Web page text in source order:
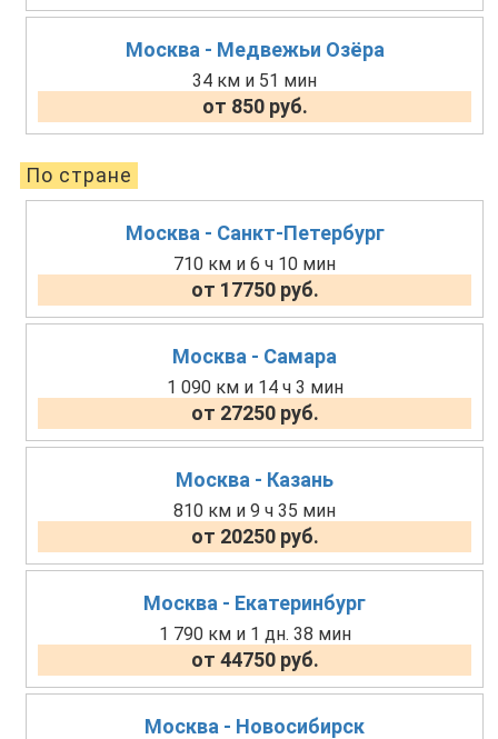
Москва - Медвежьи Озёра
34 км и 51 мин
от 850 руб.
По стране
Москва - Санкт-Петербург
710 км и 6 ч 10 мин
от 17750 руб.
Москва - Самара
1 090 км и 14 ч 3 мин
от 27250 руб.
Москва - Казань
810 км и 9 ч 35 мин
от 20250 руб.
Москва - Екатеринбург
1 790 км и 1 дн. 38 мин
от 44750 руб.
Москва - Новосибирск